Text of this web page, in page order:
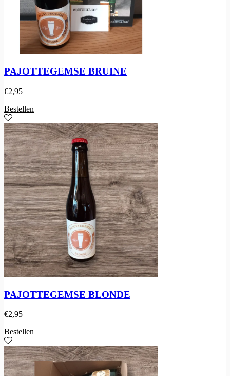
PAJOTTEGEMSE BRUINE
€2,95
Bestellen
PAJOTTEGEMSE BLONDE
€2,95
Bestellen